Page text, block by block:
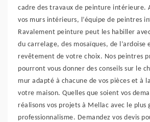
cadre des travaux de peinture intérieure.
vos murs intérieurs, l’équipe de peintres
Ravalement peinture peut les habiller
du carrelage, des mosaïques, de
revêtement de votre choix. Nos peintres
pourront vous donner des conseils sur le
mur adapté à chacune de vos pièces et à
votre maison. Quelles que soient vos
réalisons vos projets à Mellac avec le plus
professionnalisme. Demandez vos devis